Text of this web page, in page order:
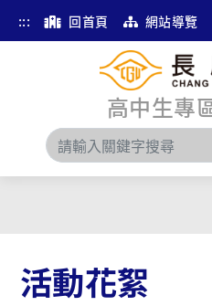
::: 回首頁 網站導覽
高中生專
活動花絮